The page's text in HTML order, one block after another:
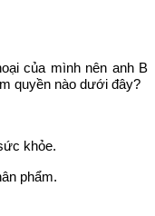
của mình nên anh B
quyền nào dưới đây?
khỏe.
phẩm.